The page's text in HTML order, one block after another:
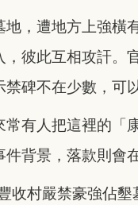
，遭地方上強橫
彼此互相攻訐。
碑不在少數，可
有人把這裡的「
背景，落款則會
收村嚴禁豪強佔墾